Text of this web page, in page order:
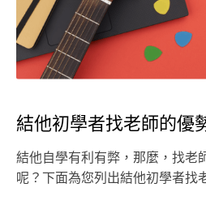
結他初學者找老師的優
結他自學有利有弊，那麼，找老
呢？下面為您列出結他初學者找